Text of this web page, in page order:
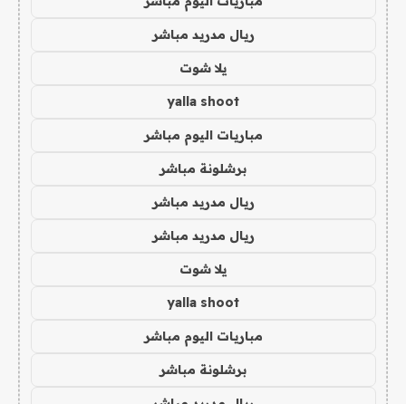
ريال مدريد مباشر
يلا شوت
yalla shoot
مباريات اليوم مباشر
برشلونة مباشر
ريال مدريد مباشر
ريال مدريد مباشر
يلا شوت
yalla shoot
مباريات اليوم مباشر
برشلونة مباشر